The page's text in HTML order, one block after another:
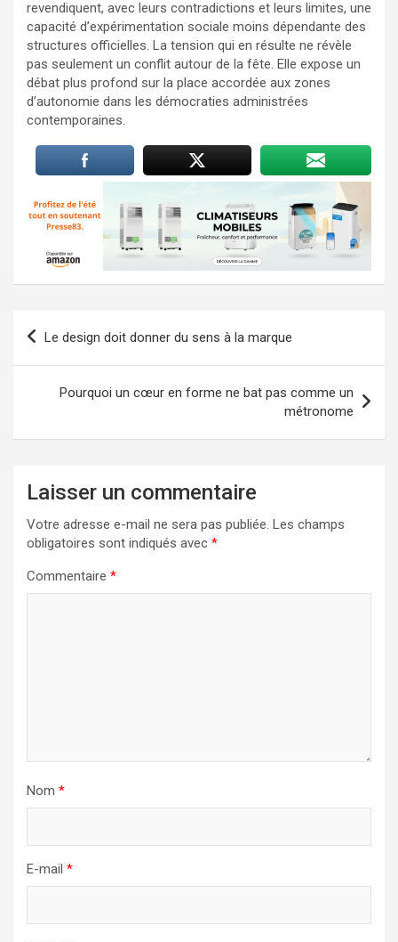
revendiquent, avec leurs contradictions et leurs limites, une
capacité d’expérimentation sociale moins dépendante des
structures officielles. La tension qui en résulte ne révèle
pas seulement un conflit autour de la fête. Elle expose un
débat plus profond sur la place accordée aux zones
d’autonomie dans les démocraties administrées
contemporaines.
Navigation
Le design doit donner du sens à la marque
Pourquoi un cœur en forme ne bat pas comme un
métronome
Laisser un commentaire
Votre adresse e-mail ne sera pas publiée. Les champs
obligatoires sont indiqués avec *
Commentaire *
Nom *
E-mail *